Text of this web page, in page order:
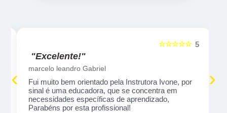
5
☆☆☆☆☆
"Excelente!"
marcelo leandro Gabriel
Fui muito bem orientado pela Instrutora Ivone, por
sinal é uma educadora, que se concentra em
necessidades específicas de aprendizado,
Parabéns por esta profissional!
‹ ›